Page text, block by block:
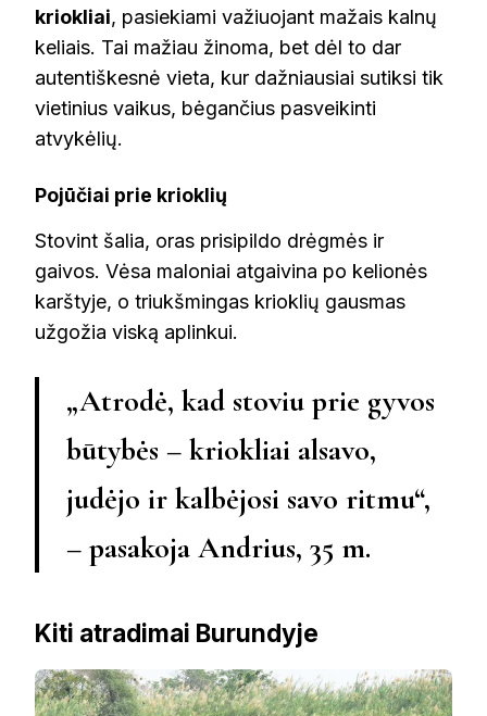
kriokliai, pasiekiami važiuojant mažais kalnų
keliais. Tai mažiau žinoma, bet dėl to dar
autentiškesnė vieta, kur dažniausiai sutiksi tik
vietinius vaikus, bėgančius pasveikinti
atvykėlių.
Pojūčiai prie krioklių
Stovint šalia, oras prisipildo drėgmės ir
gaivos. Vėsa maloniai atgaivina po kelionės
karštyje, o triukšmingas krioklių gausmas
užgožia viską aplinkui.
„Atrodė, kad stoviu prie gyvos
būtybės – kriokliai alsavo,
judėjo ir kalbėjosi savo ritmu“,
– pasakoja Andrius, 35 m.
Kiti atradimai Burundyje